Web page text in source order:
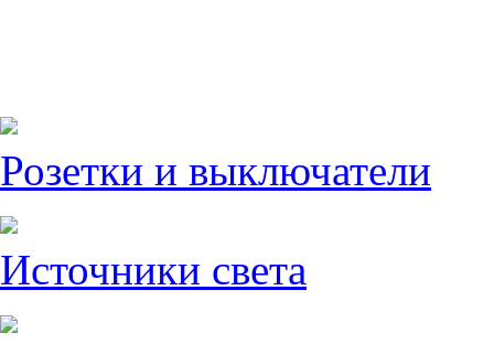
Розетки и выключатели
Источники света